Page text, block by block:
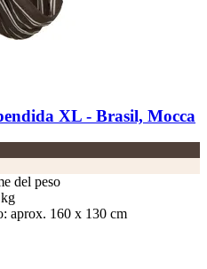
XL -​ Brasil, Mocca
del peso
aprox. 160 x 130 cm